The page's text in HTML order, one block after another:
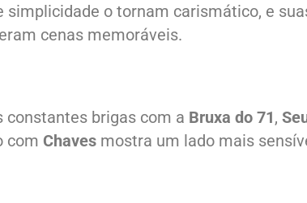
simplicidade o tornam carismático, e
cenas memoráveis.
constantes brigas com a Bruxa do 71,
com Chaves mostra um lado mais